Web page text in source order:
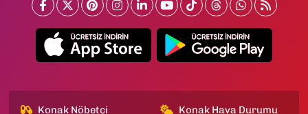
Konak Nöbetçi
Konak Hava Durumu